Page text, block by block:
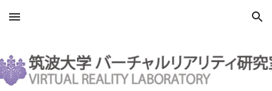
Skip to main content Skip to navigation